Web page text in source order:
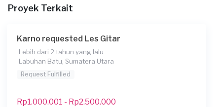
21-02-2022
Berapa budget total untuk layanan ini?
Kurang dari Rp 1.000.000
Proyek Terkait
Karno requested Les Gitar
Lebih dari 2 tahun yang lalu
Labuhan Batu, Sumatera Utara
Request Fulfilled
Rp1.000.001 - Rp2.500.000